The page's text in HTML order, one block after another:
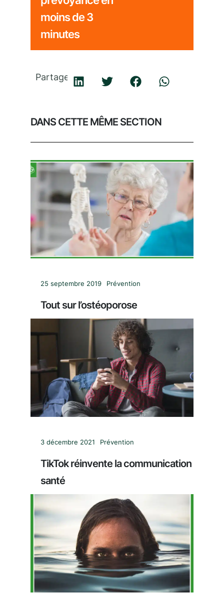
moins de 3
minutes
Partager
DANS CETTE MÊME SECTION
25 septembre 2019 Prévention
Tout sur l’ostéoporose
3 décembre 2021 Prévention
TikTok réinvente la communication
santé